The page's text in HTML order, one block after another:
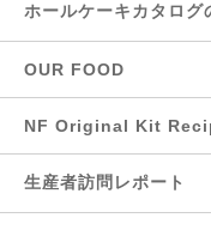
ホールケーキカタログ
OUR FOOD
NF Original Kit
生産者訪問レポート